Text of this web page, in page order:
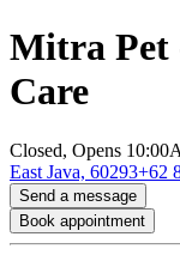
Mitra Pet
Care
Closed, Opens
East Java, 60293+62
Send a message
Book appointment